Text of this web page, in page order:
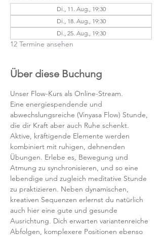
Di., 11. Aug., 19:30
Di., 18. Aug., 19:30
Di., 25. Aug., 19:30
12 Termine ansehen
Über diese Buchung
Unser Flow-Kurs als Online-Stream.
Eine energiespendende und
abwechslungsreiche (Vinyasa Flow) Stunde,
die dir Kraft aber auch Ruhe schenkt.
Aktive, kräftigende Elemente werden
kombiniert mit ruhigen, dehnenden
Übungen. Erlebe es, Bewegung und
Atmung zu synchronisieren, und so eine
lebendige und zugleich meditative Stunde
zu praktizieren. Neben dynamischen,
kreativen Sequenzen erlernst du natürlich
auch hier eine gute und gesunde
Ausrichtung. Dich erwarten variantenreiche
Abfolgen, komplexere Positionen ebenso